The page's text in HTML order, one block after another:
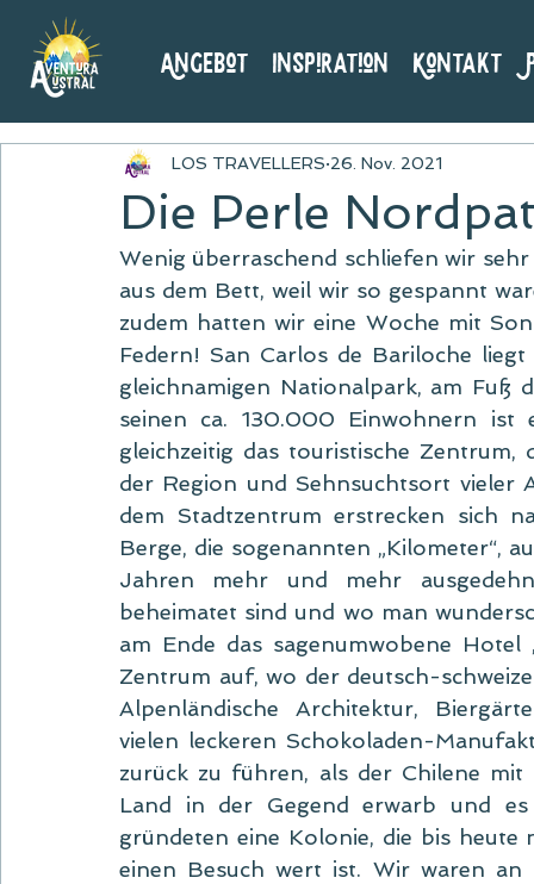
Angebot Inspiration Kontakt
Die Perle
LOS TRAVELLERS 26. Nov. 2021
Wenig überraschend schliefen wir
aus dem Bett, weil wir so gespannt
zudem hatten wir eine Woche mit
Federn! San Carlos de Bariloche
gleichnamigen Nationalpark, am
seinen ca. 130.000 Einwohnern ist
gleichzeitig das touristische
der Region und Sehnsuchtsort vieler
dem Stadtzentrum erstrecken sich
Berge, die sogenannten „Kilometer“,
Jahren mehr und mehr
beheimatet sind und wo man
am Ende das sagenumwobene
Zentrum auf, wo der deutsch-
Alpenländische Architektur,
vielen leckeren Schokoladen-
zurück zu führen, als der Chilene mit
Land in der Gegend erwarb und es
gründeten eine Kolonie, die bis
einen Besuch wert ist. Wir waren